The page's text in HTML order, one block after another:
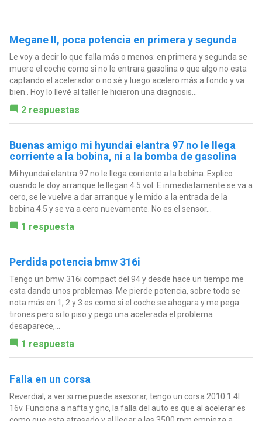
Megane II, poca potencia en primera y segunda
Le voy a decir lo que falla más o menos: en primera y segunda se
muere el coche como si no le entrara gasolina o que algo no esta
captando el acelerador o no sé y luego acelero más a fondo y va
bien.. Hoy lo llevé al taller le hicieron una diagnosis...
2 respuestas
Buenas amigo mi hyundai elantra 97 no le llega
corriente a la bobina, ni a la bomba de gasolina
Mi hyundai elantra 97 no le llega corriente a la bobina. Explico
cuando le doy arranque le llegan 4.5 vol. E inmediatamente se va a
cero, se le vuelve a dar arranque y le mido a la entrada de la
bobina 4.5 y se va a cero nuevamente. No es el sensor...
1 respuesta
Perdida potencia bmw 316i
Tengo un bmw 316i compact del 94 y desde hace un tiempo me
esta dando unos problemas. Me pierde potencia, sobre todo se
nota más en 1, 2 y 3 es como si el coche se ahogara y me pega
tirones pero si lo piso y pego una acelerada el problema
desaparece,...
1 respuesta
Falla en un corsa
Reverdial, a ver si me puede asesorar, tengo un corsa 2010 1.4l
16v. Funciona a nafta y gnc, la falla del auto es que al acelerar es